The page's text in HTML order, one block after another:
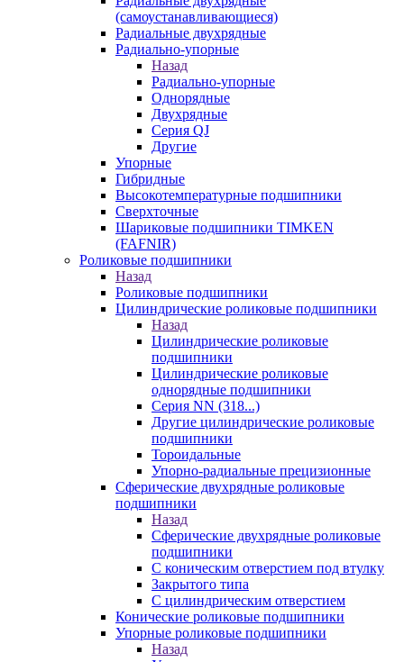
(самоустанавливающиеся)
Радиальные двухрядные
Радиально-упорные
Назад
Радиально-упорные
Однорядные
Двухрядные
Серия QJ
Другие
Упорные
Гибридные
Высокотемпературные подшипники
Сверхточные
Шариковые подшипники TIMKEN
(FAFNIR)
Роликовые подшипники
Назад
Роликовые подшипники
Цилиндрические роликовые подшипники
Назад
Цилиндрические роликовые
подшипники
Цилиндрические роликовые
однорядные подшипники
Серия NN (318...)
Другие цилиндрические роликовые
подшипники
Тороидальные
Упорно-радиальные прецизионные
Сферические двухрядные роликовые
подшипники
Назад
Сферические двухрядные роликовые
подшипники
С коническим отверстием под втулку
Закрытого типа
С цилиндрическим отверстием
Конические роликовые подшипники
Упорные роликовые подшипники
Назад